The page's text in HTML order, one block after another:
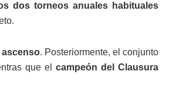
dos torneos anuales habituales
ascenso. Posteriormente, el conjunto
que el campeón del Clausura